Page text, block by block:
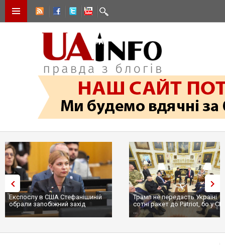
Експослу в США Стефанішиній
обрали запобіжний захід
Трамп не передасть Україні
сотні ракет до Patriot, бо у
...